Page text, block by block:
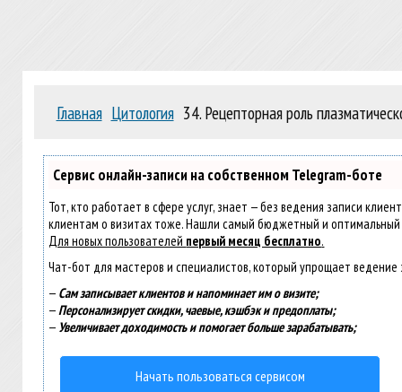
Главная Цитология 34. Рецепторная роль
Сервис онлайн-записи на собственном Telegram-боте
Тот, кто работает в сфере услуг, знает — без ведения записи
клиентам о визитах тоже. Нашли самый бюджетный и
Для новых пользователей первый месяц бесплатно.
Чат-бот для мастеров и специалистов, который упрощает ведение
— Сам записывает клиентов и напоминает им о визите;
— Персонализирует скидки, чаевые, кэшбэк и предоплаты;
— Увеличивает доходимость и помогает больше зарабатывать;
Начать пользоваться сервисом